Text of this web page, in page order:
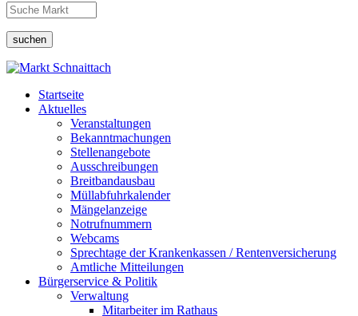
suchen
Startseite
Aktuelles
Veranstaltungen
Bekanntmachungen
Stellenangebote
Ausschreibungen
Breitbandausbau
Müllabfuhrkalender
Mängelanzeige
Notrufnummern
Webcams
Sprechtage der Krankenkassen / Rentenversicherung
Amtliche Mitteilungen
Bürgerservice & Politik
Verwaltung
Mitarbeiter im Rathaus